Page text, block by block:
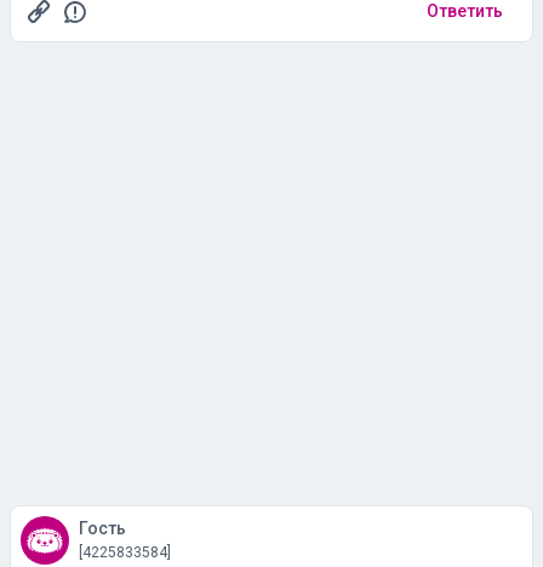
Ответить
Гость
[4225833584]